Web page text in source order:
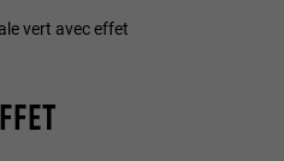
vert avec effet